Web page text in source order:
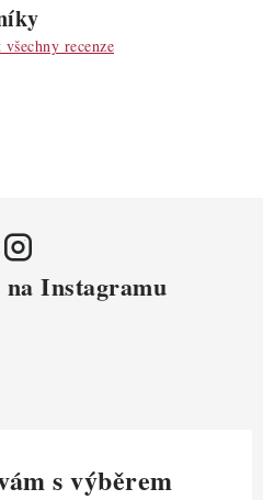
recenze
na Instagramu
s výběrem